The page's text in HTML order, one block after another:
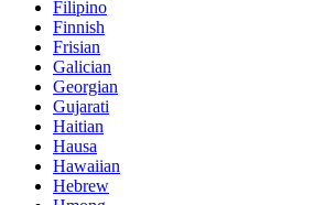
Filipino
Finnish
Frisian
Galician
Georgian
Gujarati
Haitian
Hausa
Hawaiian
Hebrew